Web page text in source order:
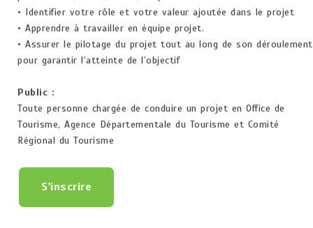
• Identifier votre rôle et votre valeur ajoutée dans le projet
• Apprendre à travailler en équipe projet.
• Assurer le pilotage du projet tout au long de son déroulement
pour garantir l’atteinte de l’objectif
Public :
Toute personne chargée de conduire un projet en Office de
Tourisme, Agence Départementale du Tourisme et Comité
Régional du Tourisme
S'inscrire